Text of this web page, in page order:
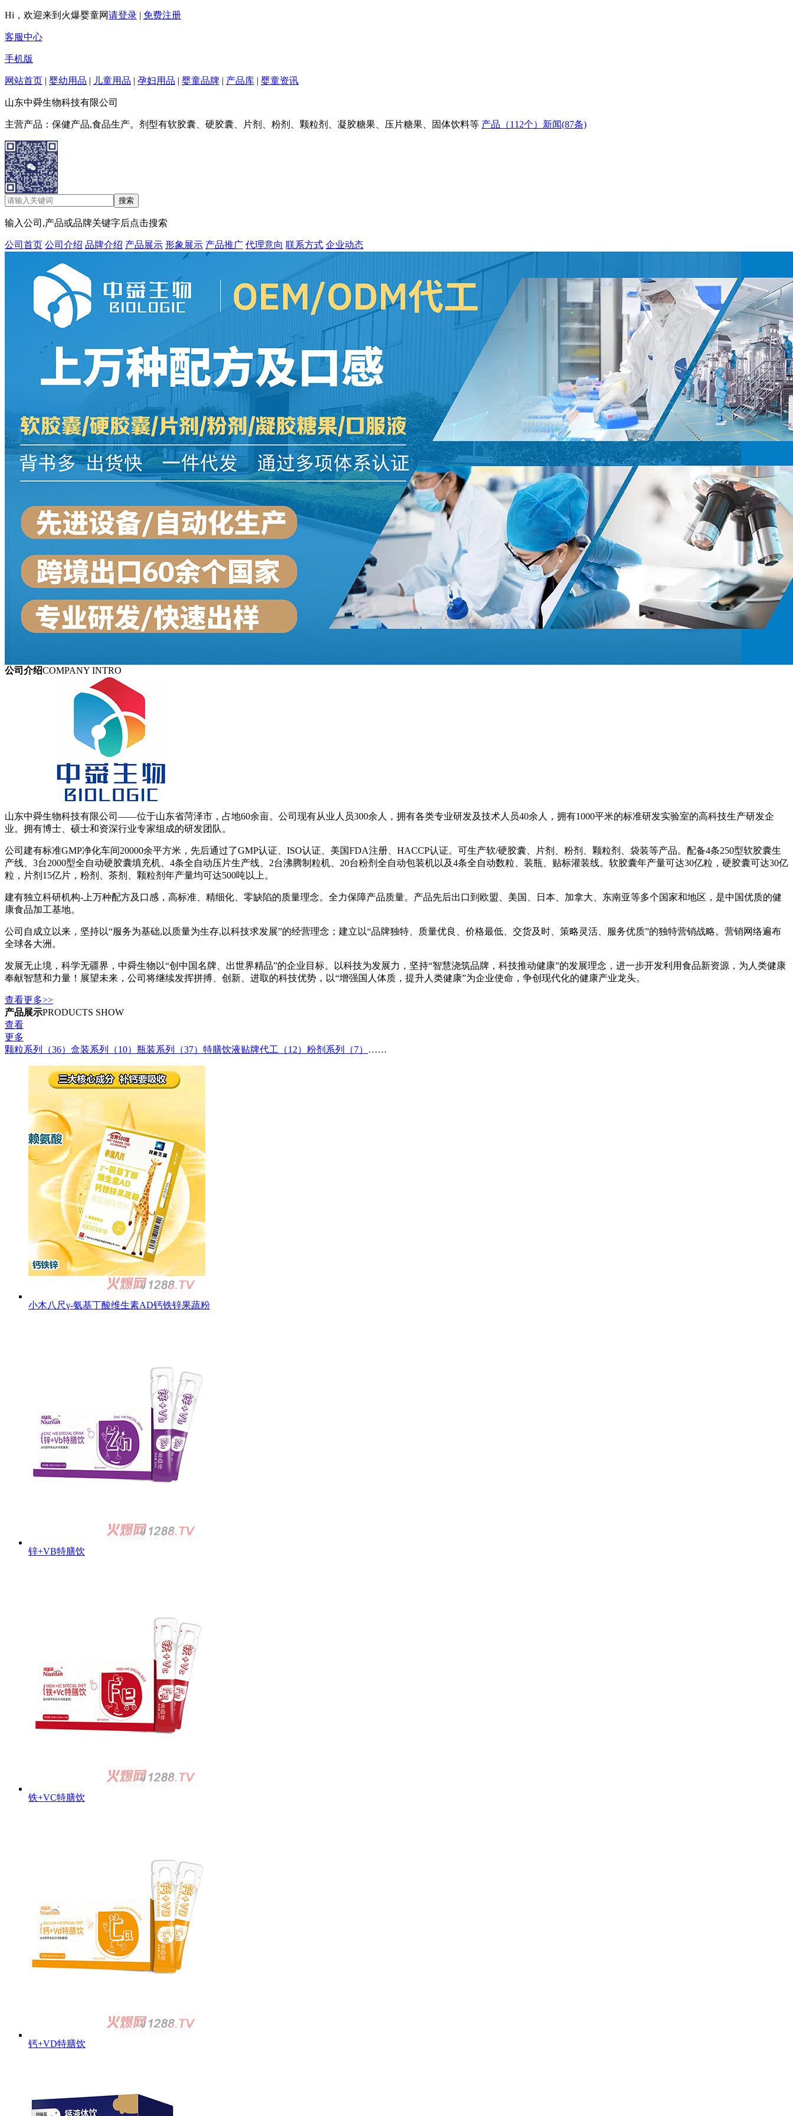
Hi，欢迎来到火爆婴童网请登录 | 免费注册
客服中心
手机版
网站首页 | 婴幼用品 | 儿童用品 | 孕妇用品 | 婴童品牌 | 产品库 | 婴童资讯
山东中舜生物科技有限公司
主营产品：保健产品,食品生产。剂型有软胶囊、硬胶囊、片剂、粉剂、颗粒剂、凝胶糖果、压片糖果、固体饮料等 产品（112个） 新闻(87条)
输入公司,产品或品牌关键字后点击搜索
公司首页 公司介绍 品牌介绍 产品展示 形象展示 产品推广 代理意向 联系方式 企业动态
公司介绍COMPANY INTRO
山东中舜生物科技有限公司——位于山东省菏泽市，占地60余亩。公司现有从业人员300余人，拥有各类专业研发及技术人员40余人，拥有1000平米的标准研发实验室的高科技生产研发企
业。拥有博士、硕士和资深行业专家组成的研发团队。
公司建有标准GMP净化车间20000余平方米，先后通过了GMP认证、ISO认证、美国FDA注册、HACCP认证。可生产软/硬胶囊、片剂、粉剂、颗粒剂、袋装等产品。配备4条250型软胶囊生
产线、3台2000型全自动硬胶囊填充机、4条全自动压片生产线、2台沸腾制粒机、20台粉剂全自动包装机以及4条全自动数粒、装瓶、贴标灌装线。软胶囊年产量可达30亿粒，硬胶囊可达30亿
粒，片剂15亿片，粉剂、茶剂、颗粒剂年产量均可达500吨以上。
建有独立科研机构-上万种配方及口感，高标准、精细化、零缺陷的质量理念。全力保障产品质量。产品先后出口到欧盟、美国、日本、加拿大、东南亚等多个国家和地区，是中国优质的健
康食品加工基地。
公司自成立以来，坚持以“服务为基础,以质量为生存,以科技求发展”的经营理念；建立以“品牌独特、质量优良、价格最低、交货及时、策略灵活、服务优质”的独特营销战略。营销网络遍布
全球各大洲。
发展无止境，科学无疆界，中舜生物以“创中国名牌、出世界精品”的企业目标。以科技为发展力，坚持“智慧浇筑品牌，科技推动健康”的发展理念，进一步开发利用食品新资源，为人类健康
奉献智慧和力量！展望未来，公司将继续发挥拼搏、创新、进取的科技优势，以“增强国人体质，提升人类健康”为企业使命，争创现代化的健康产业龙头。
查看更多>>
产品展示PRODUCTS SHOW
查看
更多
颗粒系列（36） 盒装系列（10） 瓶装系列（37） 特膳饮液贴牌代工（12） 粉剂系列（7） ……
小木八尺γ-氨基丁酸维生素AD钙铁锌果蔬粉
锌+VB特膳饮
铁+VC特膳饮
钙+VD特膳饮